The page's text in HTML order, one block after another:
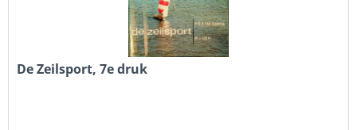
De Zeilsport, 7e druk